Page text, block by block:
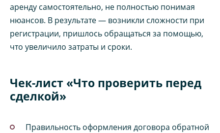
аренду самостоятельно, не полностью понимая
нюансов. В результате — возникли сложности при
регистрации, пришлось обращаться за помощью,
что увеличило затраты и сроки.
Чек-лист «Что проверить перед
сделкой»
Правильность оформления договора обратной